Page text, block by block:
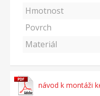
Hmotnost
Povrch
Materiál
návod k montáži